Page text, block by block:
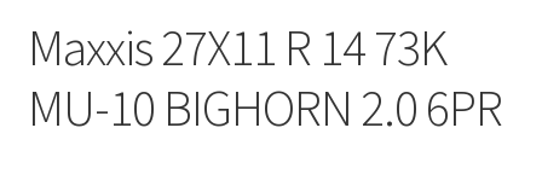
Maxxis 27X11 R 14 73K
MU-10 BIGHORN 2.0 6PR